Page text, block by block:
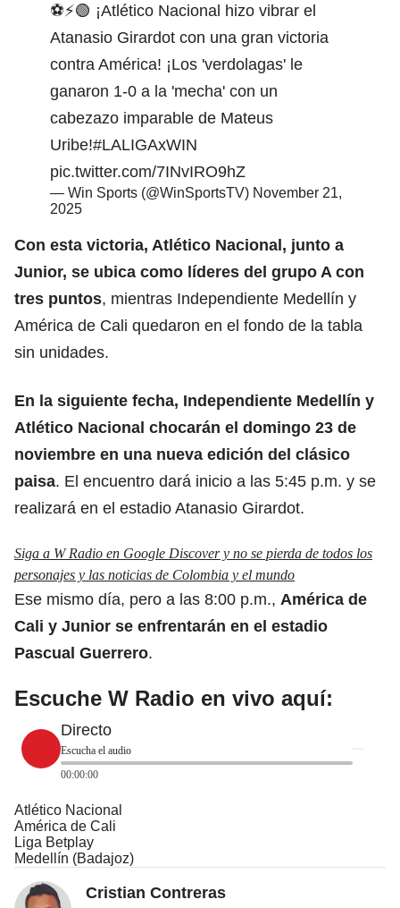
⚽⚡🟢 ¡Atlético Nacional hizo vibrar el
Atanasio Girardot con una gran victoria
contra América! ¡Los 'verdolagas' le
ganaron 1-0 a la 'mecha' con un
cabezazo imparable de Mateus
Uribe!#LALIGAxWIN
pic.twitter.com/7INvIRO9hZ
— Win Sports (@WinSportsTV) November 21,
2025
Con esta victoria, Atlético Nacional, junto a
Junior, se ubica como líderes del grupo A con
tres puntos, mientras Independiente Medellín y
América de Cali quedaron en el fondo de la tabla
sin unidades.
En la siguiente fecha, Independiente Medellín y
Atlético Nacional chocarán el domingo 23 de
noviembre en una nueva edición del clásico
paisa. El encuentro dará inicio a las 5:45 p.m. y se
realizará en el estadio Atanasio Girardot.
Siga a W Radio en Google Discover y no se pierda de todos los
personajes y las noticias de Colombia y el mundo
Ese mismo día, pero a las 8:00 p.m., América de
Cali y Junior se enfrentarán en el estadio
Pascual Guerrero.
Escuche W Radio en vivo aquí:
Directo
Escucha el audio
00:00:00
Atlético Nacional
América de Cali
Liga Betplay
Medellín (Badajoz)
Cristian Contreras